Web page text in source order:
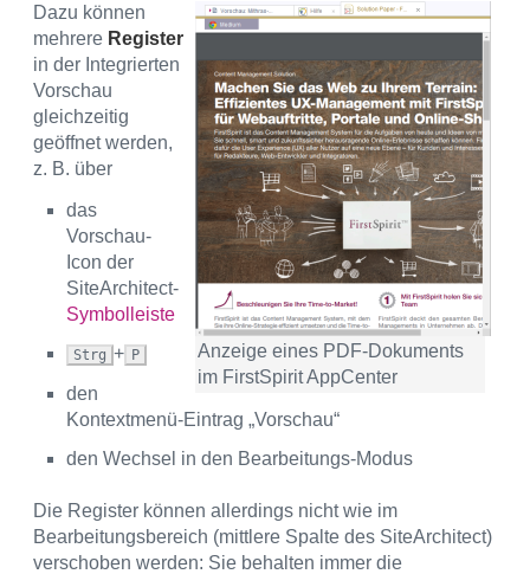
Anzeige eines PDF-Dokuments
im FirstSpirit AppCenter
Dazu können
mehrere Register
in der Integrierten
Vorschau
gleichzeitig
geöffnet werden,
z. B. über
das
Vorschau-
Icon der
SiteArchitect-
Symbolleiste
Strg + P
den
Kontextmenü-Eintrag „Vorschau“
den Wechsel in den Bearbeitungs-Modus
Die Register können allerdings nicht wie im
Bearbeitungsbereich (mittlere Spalte des SiteArchitect)
verschoben werden: Sie behalten immer die